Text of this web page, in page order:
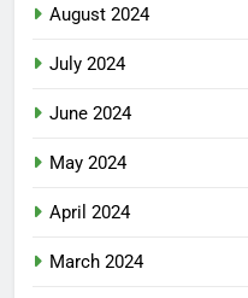
August 2024
July 2024
June 2024
May 2024
April 2024
March 2024